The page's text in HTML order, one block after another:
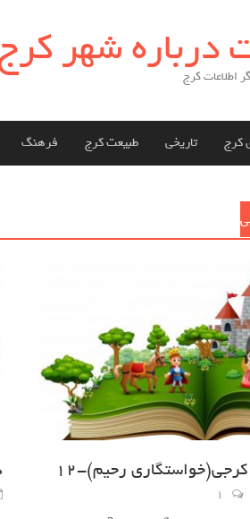
درباره شهراطلاعات کرج
کرج تاریخی طبیعت کرج فرهنگ
رحيم)-12
1